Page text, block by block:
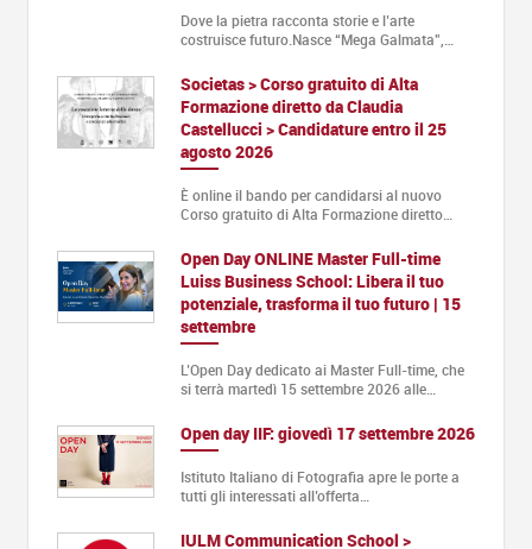
Dove la pietra racconta storie e l’arte
costruisce futuro.Nasce “Mega Galmata”,…
Societas > Corso gratuito di Alta
Formazione diretto da Claudia
Castellucci > Candidature entro il 25
agosto 2026
È online il bando per candidarsi al nuovo
Corso gratuito di Alta Formazione diretto…
Open Day ONLINE Master Full-time
Luiss Business School: Libera il tuo
potenziale, trasforma il tuo futuro | 15
settembre
L’Open Day dedicato ai Master Full-time, che
si terrà martedì 15 settembre 2026 alle…
Open day IIF: giovedì 17 settembre 2026
Istituto Italiano di Fotografia apre le porte a
tutti gli interessati all’offerta…
IULM Communication School >